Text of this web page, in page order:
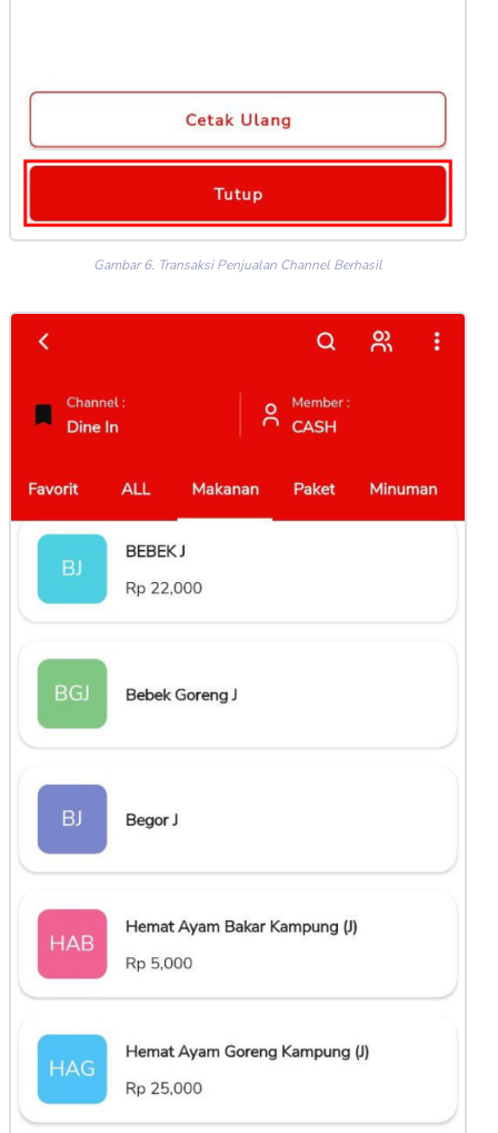
Gambar 6. Transaksi Penjualan Channel Berhasil